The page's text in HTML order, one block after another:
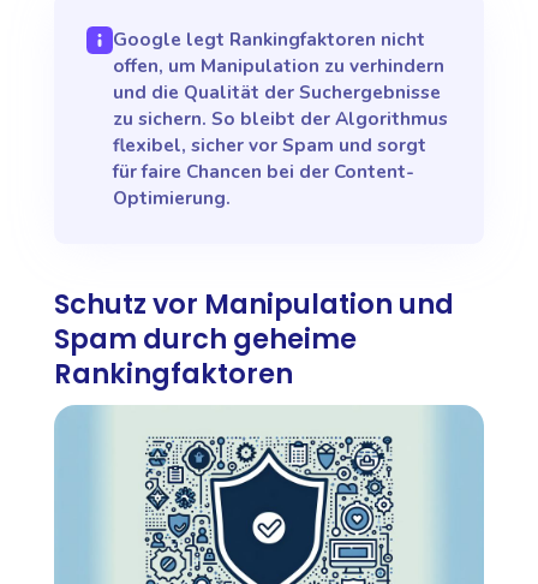
Google legt Rankingfaktoren nicht
offen, um Manipulation zu verhindern
und die Qualität der Suchergebnisse
zu sichern. So bleibt der Algorithmus
flexibel, sicher vor Spam und sorgt
für faire Chancen bei der Content-
Optimierung.
Schutz vor Manipulation und
Spam durch geheime
Rankingfaktoren